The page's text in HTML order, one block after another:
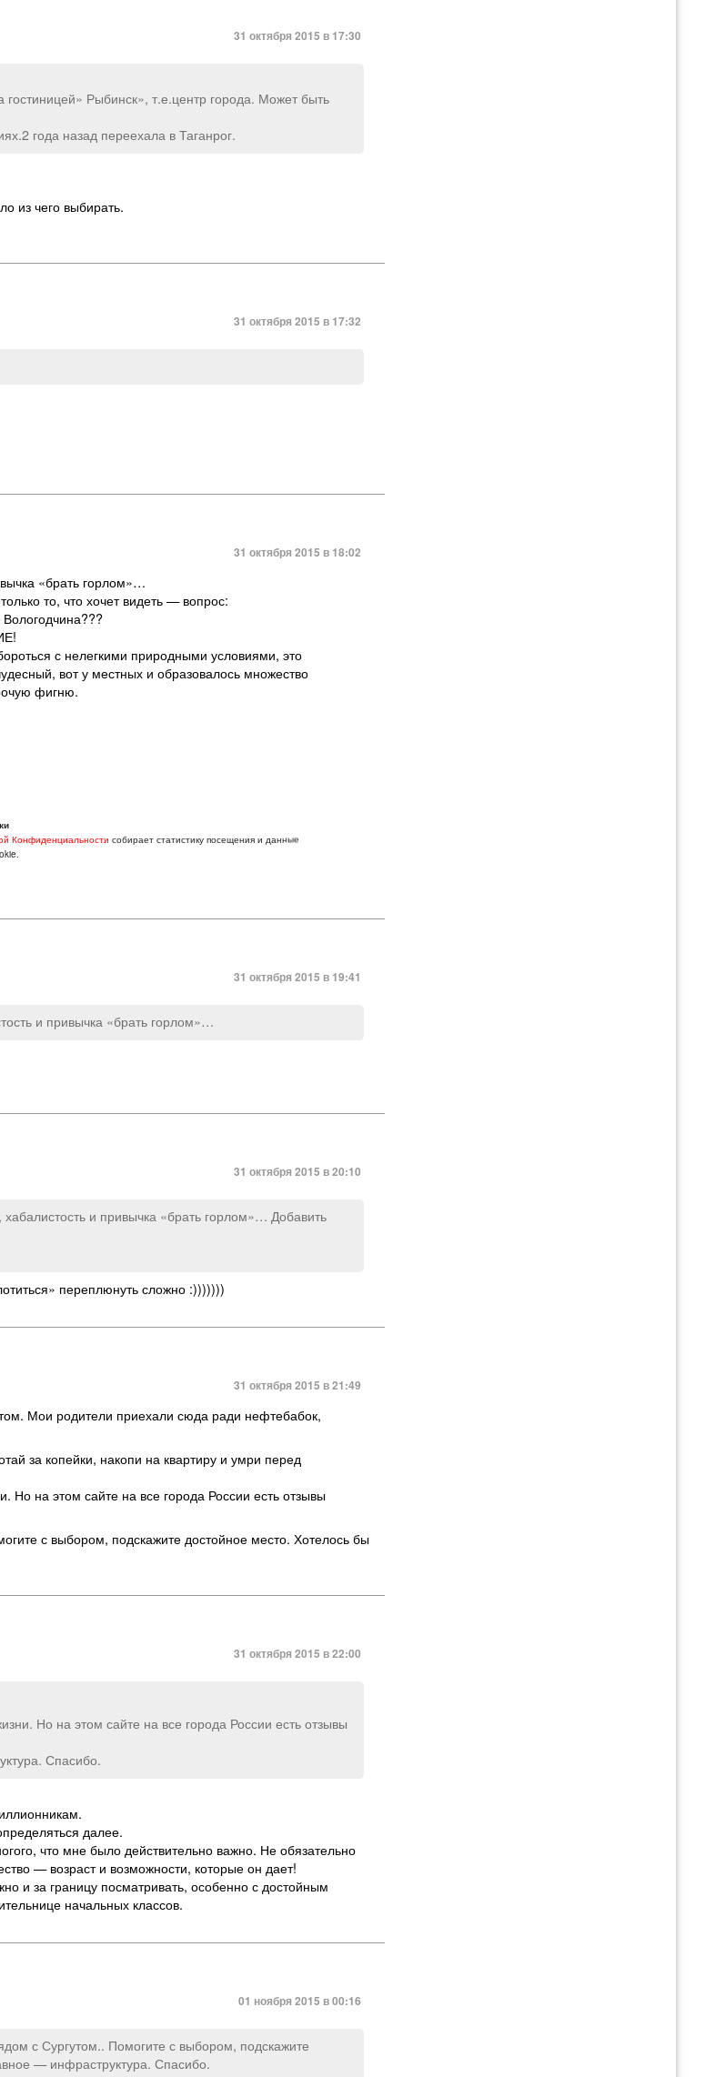
31 октября 2015 в 17:30
Рыбинск», т.е.центр города. Может быть
года назад переехала в Таганрог.
из чего выбирать.
31 октября 2015 в 17:32
31 октября 2015 в 18:02
«брать горлом»…
то, что хочет видеть — вопрос:
с нелегкими природными условиями, это
вот у местных и образовалось множество
фигню.
31 октября 2015 в 19:41
и привычка «брать горлом»…
31 октября 2015 в 20:10
и привычка «брать горлом»… Добавить
переплюнуть сложно :)))))))
31 октября 2015 в 21:49
Мои родители приехали сюда ради нефтебабок,
за копейки, накопи на квартиру и умри перед
Но на этом сайте на все города России есть отзывы
с выбором, подскажите достойное место. Хотелось бы
31 октября 2015 в 22:00
Но на этом сайте на все города России есть отзывы
Спасибо.
далее.
что мне было действительно важно. Не обязательно
— возраст и возможности, которые он дает!
и за границу посматривать, особенно с достойным
начальных классов.
01 ноября 2015 в 00:16
с Сургутом.. Помогите с выбором, подскажите
— инфраструктура. Спасибо.
Конфиденциальности собирает статистику посещения и данные